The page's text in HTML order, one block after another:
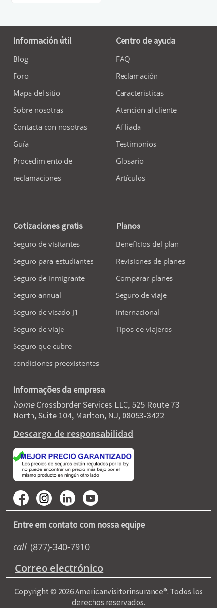
Información útil
Blog
Foro
Mapa del sitio
Sobre nosotras
Contacta con nosotras
Guía
Procedimiento de
reclamaciones
Centro de ayuda
FAQ
Reclamación
Caracteristicas
Atención al cliente
Afiliada
Testimonios
Glosario
Artículos
Cotizaciones gratis
Seguro de visitantes
Seguro para estudiantes
Seguro de inmigrante
Seguro annual
Seguro de visado J1
Seguro de viaje
Seguro que cubre
condiciones preexistentes
Planos
Beneficios del plan
Revisiones de planes
Comparar planes
Seguro de viaje
internacional
Tipos de viajeros
Informações da empresa
homeCrossborder Services LLC, 525 Route 73
North, Suite 104, Marlton, NJ, 08053-3422
Descargo de responsabilidad
Entre em contato com nossa equipe
call (877)-340-7910
Correo electrónico
Copyright © 2026 Americanvisitorinsurance®. Todos los
derechos reservados.